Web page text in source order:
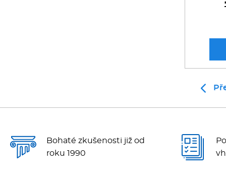
Bohaté zkušenosti již od
roku 1990